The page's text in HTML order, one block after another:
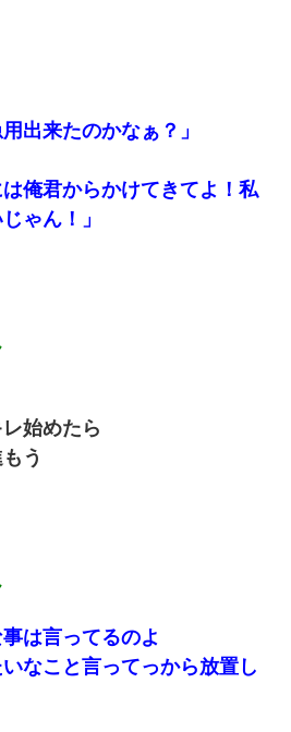
のお金返してね(冗談)」息子「はい、
が病気になったから援助して欲し
は日本語で大丈夫ですよ〜」の絶望
た！！付き合って下さい！」 ２５歳
なろうね！！！！」 → ７年後ｗｗ
ぶりに夫と致した結果ｗｗｗｗｗ
為してきたが後悔しかない…
い駐車場にエンジンかけっ放しの車を
いな声も聞こえてきたので気になっ
んの下敷きになってた
業員が最悪だった。折角の旅行で何
出来たのかなぁ？」
俺君からかけてきてよ！私
ゃん！」
始めたら
う
は言ってるのよ
なこと言ってっから放置し